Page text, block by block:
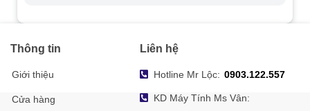
Thông tin
Giới thiệu
Cửa hàng
Liên hệ
Hotline Mr Lộc: 0903.122.557
KD Máy Tính Ms Vân: